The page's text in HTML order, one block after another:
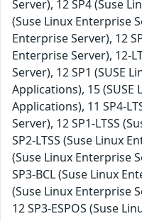
Server), 12 SP4 (Suse
(Suse Linux Enterprise
Enterprise Server), 12
Enterprise Server), 12-
Server), 12 SP1 (SUSE
Applications), 15 (SUSE
Applications), 11 SP4-
Server), 12 SP1-LTSS
SP2-LTSS (Suse Linux
(Suse Linux Enterprise
SP3-BCL (Suse Linux
(Suse Linux Enterprise
12 SP3-ESPOS (Suse